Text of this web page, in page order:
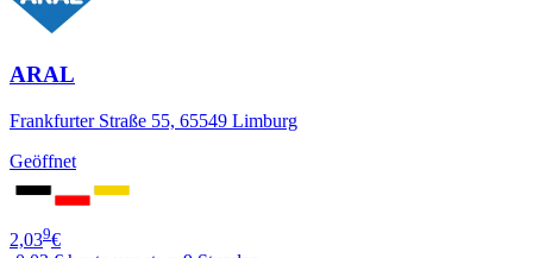
ARAL
Frankfurter Straße 55, 65549 Limburg
Geöffnet
2,039€